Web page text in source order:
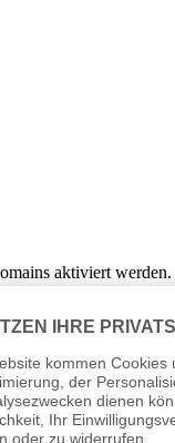
aktiviert werden.